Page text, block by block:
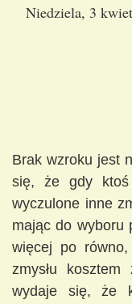
Niedziela, 3
Brak wzroku jest
się, że gdy
wyczulone inne
mając do wyboru
więcej po
zmysłu kosztem
wydaje się, że